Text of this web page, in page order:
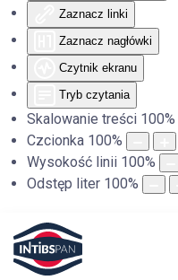
Zaznacz linki
Zaznacz nagłówki
Czytnik ekranu
Tryb czytania
Skalowanie treści 100%
Czcionka 100%
Wysokość linii 100%
Odstęp liter 100%